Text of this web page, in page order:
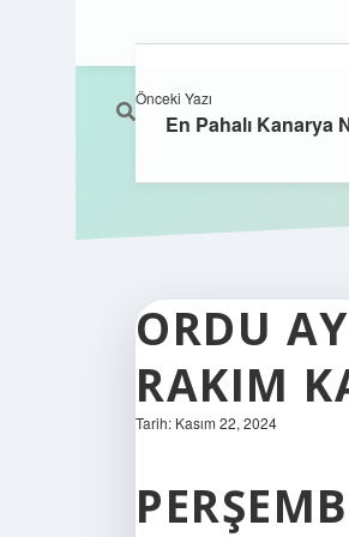
ORDU
RAKIM
Tarih: Kasım 22, 2024
Önceki Yazı
En Pahalı Kanarya